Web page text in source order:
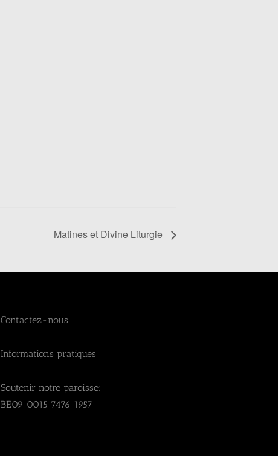
Matines et Divine Liturgie
Contactez-nous
Informations pratiques
Soutenir notre paroisse:
BE09 0015 7476 1957